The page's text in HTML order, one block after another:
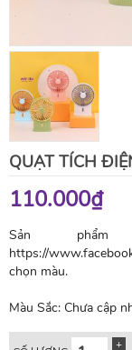
QUẠT TÍCH
110.000₫
Sản
https://
chọn màu.
Màu Sắc: Chưa cập